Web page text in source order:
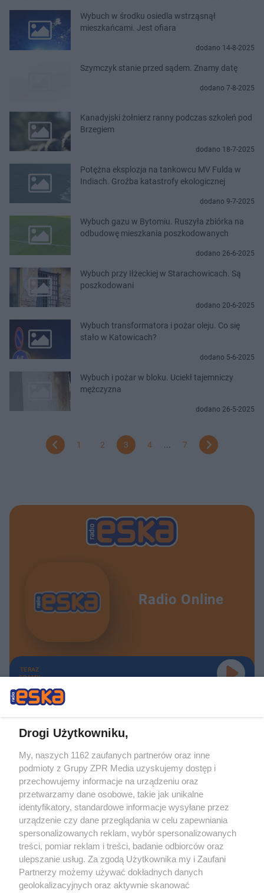
Wybuch w środku osiedla wstrząsnął
mieszkańcami. Jest ofiara
dodano 14-8-2025
Szymczyk stanie przed sądem. Znamy datę
dodano 7-8-2025
Kanadyjski żołnierz ranny podczas szkoleń pod
Brzegiem
dodano 18-7-2025
Potężna eksplozja na tankowcu MV Fulda w
Indiach. Groźba katastrofy ekologicznej
dodano 9-7-2025
Wybuch gazu w Bytomiu. Ruszyła zbiórka na
odbudowę mieszkania poszkodowanych
dodano 26-6-2025
Wybuch przy Iłżeckiej w Starachowicach. Są
poszkodowani
dodano 20-6-2025
Wybuch transformatora i pożar oleju. Co się
stało w Katowicach?
dodano 5-6-2025
Wybuch i pożar w bloku. Uciekł tajemniczy
mężczyzna
dodano 26-5-2025
1 2 3 4 7
Radio Online
TERAZ
GRAMY
Żaden utwór zamieszczony w serwisie nie może być powielany i
rozpowszechniany lub dalej rozpowszechniany w jakikolwiek sposób (w
tym także elektroniczny lub mechaniczny) na jakimkolwiek polu
eksploatacji w jakiejkolwiek formie, włącznie z umieszczaniem w Internecie
bez pisemnej zgody właściciela praw. Jakiekolwiek użycie lub
wykorzystanie utworów w całości lub w części z naruszeniem prawa, tzn.
bez właściwej zgody, jest zabronione pod groźbą kary i może być ścigane
prawnie.
Drogi Użytkowniku,
My, naszych 1162 zaufanych partnerów oraz inne
podmioty z Grupy ZPR Media uzyskujemy dostęp i
przechowujemy informacje na urządzeniu oraz
przetwarzamy dane osobowe, takie jak unikalne
identyfikatory, standardowe informacje wysyłane przez
urządzenie czy dane przeglądania w celu zapewniania
spersonalizowanych reklam, wybór spersonalizowanych
treści, pomiar reklam i treści, badanie odbiorców oraz
ulepszanie usług. Za zgodą Użytkownika my i Zaufani
Partnerzy możemy używać dokładnych danych
geolokalizacyjnych oraz aktywnie skanować